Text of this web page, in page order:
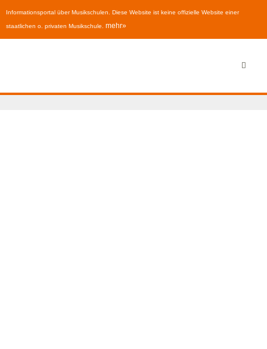
Informationsportal über Musikschulen. Diese Website ist keine offizielle Website einer
staatlichen o. privaten Musikschule. mehr»